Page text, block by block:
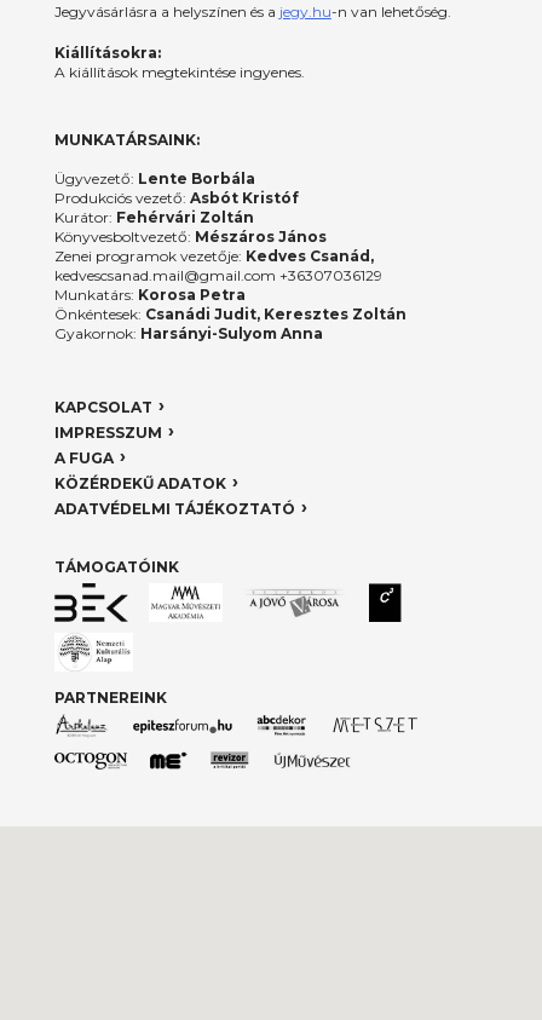
Jegyvásárlásra a helyszínen és a jegy.hu-n van lehetőség.
Kiállításokra:
A kiállítások megtekintése ingyenes.
MUNKATÁRSAINK:
Ügyvezető: Lente Borbála
Produkciós vezető: Asbót Kristóf
Kurátor: Fehérvári Zoltán
Könyvesboltvezető: Mészáros János
Zenei programok vezetője: Kedves Csanád,
kedvescsanad.mail@gmail.com +36307036129
Munkatárs: Korosa Petra
Önkéntesek: Csanádi Judit, Keresztes Zoltán
Gyakornok: Harsányi-Sulyom Anna
KAPCSOLAT
IMPRESSZUM
A FUGA
KÖZÉRDEKŰ ADATOK
ADATVÉDELMI TÁJÉKOZTATÓ
TÁMOGATÓINK
PARTNEREINK